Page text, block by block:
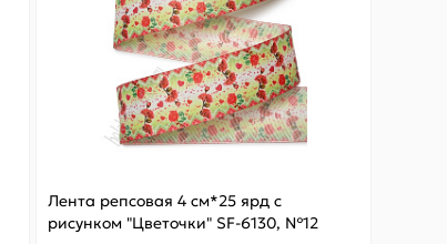
Лента репсовая 4 см*25 ярд с
рисунком "Цветочки" SF-6130, №12